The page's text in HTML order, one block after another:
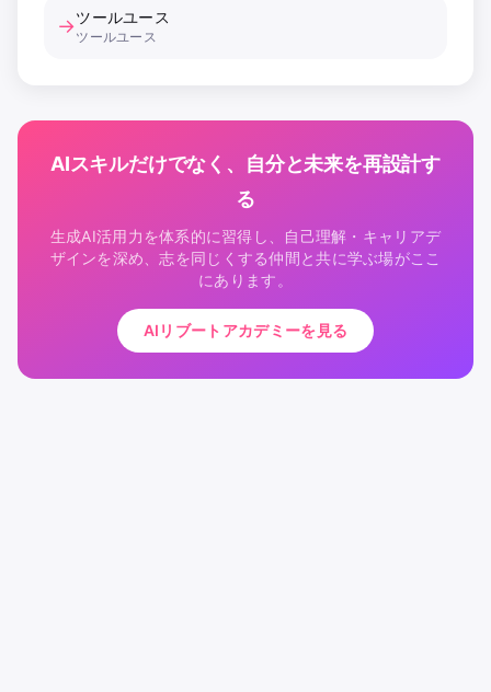
→ツールユース
ツールユース
AIスキルだけでなく、自分と未来を再設計す
る
生成AI活用力を体系的に習得し、自己理解・キャリアデ
ザインを深め、志を同じくする仲間と共に学ぶ場がここ
にあります。
AIリブートアカデミーを見る